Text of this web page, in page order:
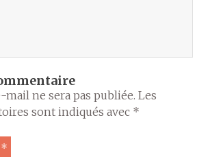
mail ne sera pas publiée. Les
sont indiqués avec *
*